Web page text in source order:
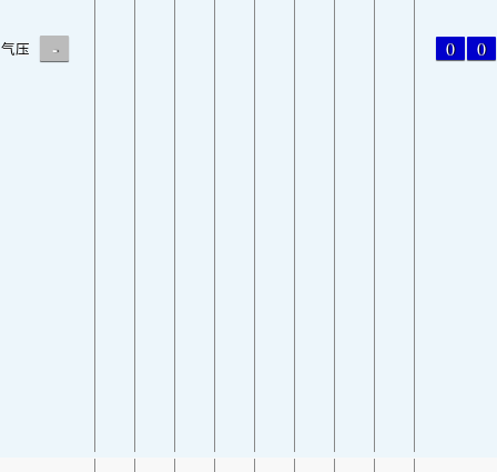
气压 - 0 0